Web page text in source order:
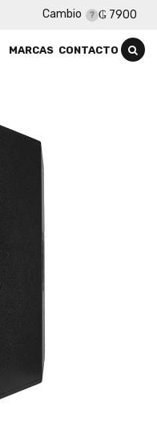
Cambio ₲ 7900
MARCAS CONTACTO